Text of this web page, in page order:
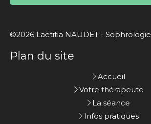
©2026 Laetitia NAUDET - Sophrologie
Plan du site
Accueil
Votre thérapeute
La séance
Infos pratiques